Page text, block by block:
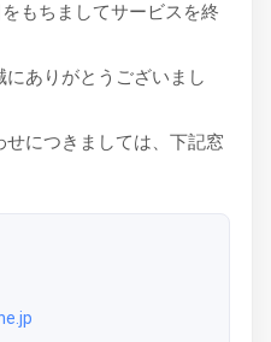
もちましてサービスを終
ありがとうございまし
につきましては、下記窓